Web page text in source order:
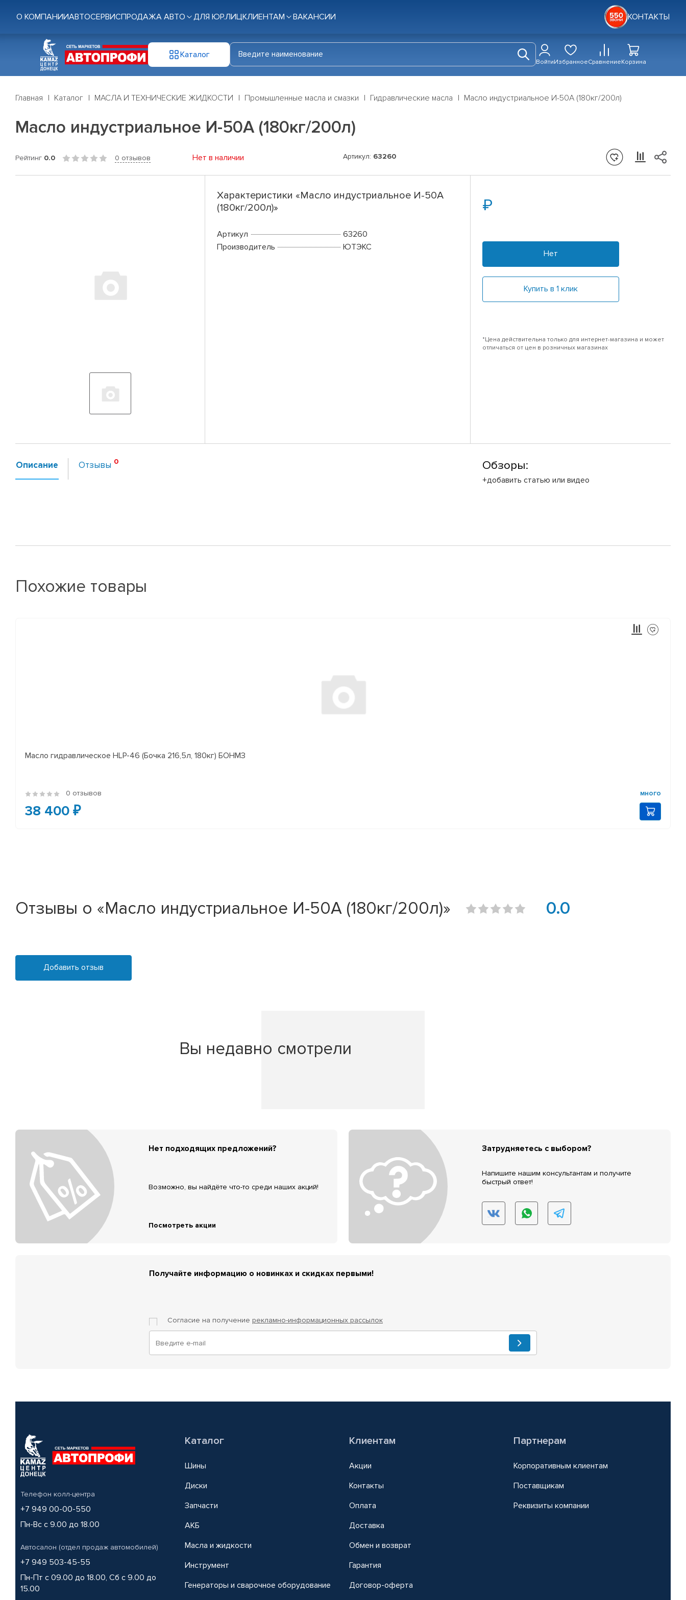
О КОМПАНИИАВТОСЕРВИСПРОДАЖА АВТО ДЛЯ ЮР.ЛИЦКЛИЕНТАМ ВАКАНСИИ КОНТАКТЫ
Каталог
ВойтиИзбранноеСравнениеКорзина
Главная Каталог МАСЛА И ТЕХНИЧЕСКИЕ ЖИДКОСТИ Промышленные масла и смазки Гидравлические масла Масло индустриальное И-50А (180кг/200л)
Масло индустриальное И-50А (180кг/200л)
Рейтинг 0.0 0 отзывов Нет в наличии Артикул: 63260
Характеристики «Масло индустриальное И-50А
(180кг/200л)»
Артикул
63260
Производитель
ЮТЭКС
Нет
Купить в 1 клик
*Цена действительна только для интернет-магазина и может
отличаться от цен в розничных магазинах
Описание Отзывы Обзоры:
+добавить статью или видео
Похожие товары
Масло гидравлическое HLP-46 (Бочка 216,5л, 180кг) БОНМЗ
0 отзывов много
38 400 ₽
Отзывы о «Масло индустриальное И-50А (180кг/200л)» 0.0
Добавить отзыв
Вы недавно смотрели
Нет подходящих предложений?
Возможно, вы найдёте что-то среди наших акций!
Посмотреть акции
Затрудняетесь с выбором?
Напишите нашим консультантам и получите
быстрый ответ!
Получайте информацию о новинках и скидках первыми!
Согласие на получение рекламно-информационных рассылок
Телефон колл-центра
+7 949 00-00-550
Пн-Вс с 9.00 до 18.00
Автосалон (отдел продаж автомобилей)
+7 949 503-45-55
Пн-Пт с 09.00 до 18.00, Сб с 9.00 до
15.00
Каталог
Шины
Диски
Запчасти
АКБ
Масла и жидкости
Инструмент
Генераторы и сварочное оборудование
Клиентам
Акции
Контакты
Оплата
Доставка
Обмен и возврат
Гарантия
Договор-оферта
Партнерам
Корпоративным клиентам
Поставщикам
Реквизиты компании